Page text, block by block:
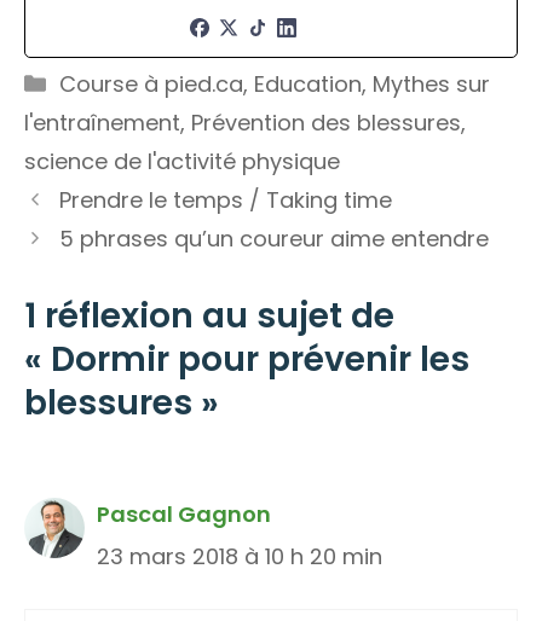
Catégories
Course à pied.ca, Education, Mythes sur
l'entraînement, Prévention des blessures,
science de l'activité physique
Prendre le temps / Taking time
5 phrases qu’un coureur aime entendre
1 réflexion au sujet de
« Dormir pour prévenir les
blessures »
Pascal Gagnon
23 mars 2018 à 10 h 20 min